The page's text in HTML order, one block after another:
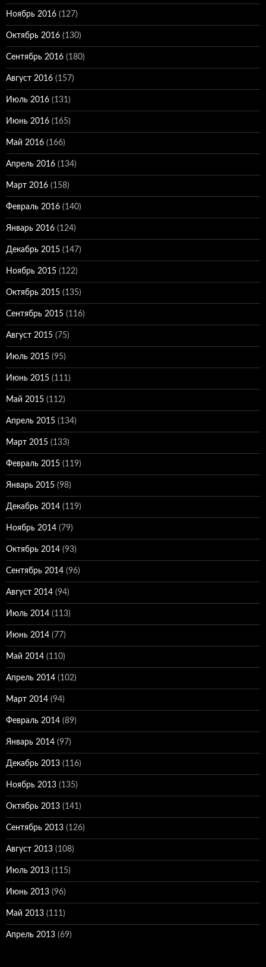
Ноябрь 2016 (127)
Октябрь 2016 (130)
Сентябрь 2016 (180)
Август 2016 (157)
Июль 2016 (131)
Июнь 2016 (165)
Май 2016 (166)
Апрель 2016 (134)
Март 2016 (158)
Февраль 2016 (140)
Январь 2016 (124)
Декабрь 2015 (147)
Ноябрь 2015 (122)
Октябрь 2015 (135)
Сентябрь 2015 (116)
Август 2015 (75)
Июль 2015 (95)
Июнь 2015 (111)
Май 2015 (112)
Апрель 2015 (134)
Март 2015 (133)
Февраль 2015 (119)
Январь 2015 (98)
Декабрь 2014 (119)
Ноябрь 2014 (79)
Октябрь 2014 (93)
Сентябрь 2014 (96)
Август 2014 (94)
Июль 2014 (113)
Июнь 2014 (77)
Май 2014 (110)
Апрель 2014 (102)
Март 2014 (94)
Февраль 2014 (89)
Январь 2014 (97)
Декабрь 2013 (116)
Ноябрь 2013 (135)
Октябрь 2013 (141)
Сентябрь 2013 (126)
Август 2013 (108)
Июль 2013 (115)
Июнь 2013 (96)
Май 2013 (111)
Апрель 2013 (69)